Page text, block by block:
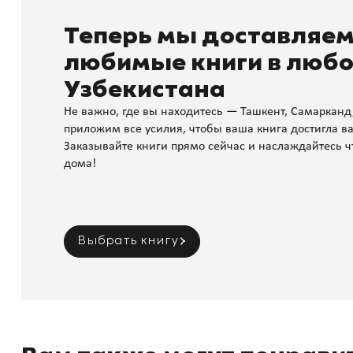
Теперь мы
любимые книги в
Узбекистана
Не важно, где вы находитесь — Ташкент,
приложим все усилия, чтобы ваша книга достигла
Заказывайте книги прямо сейчас и наслаждайтесь
дома!
Выбрать книгу